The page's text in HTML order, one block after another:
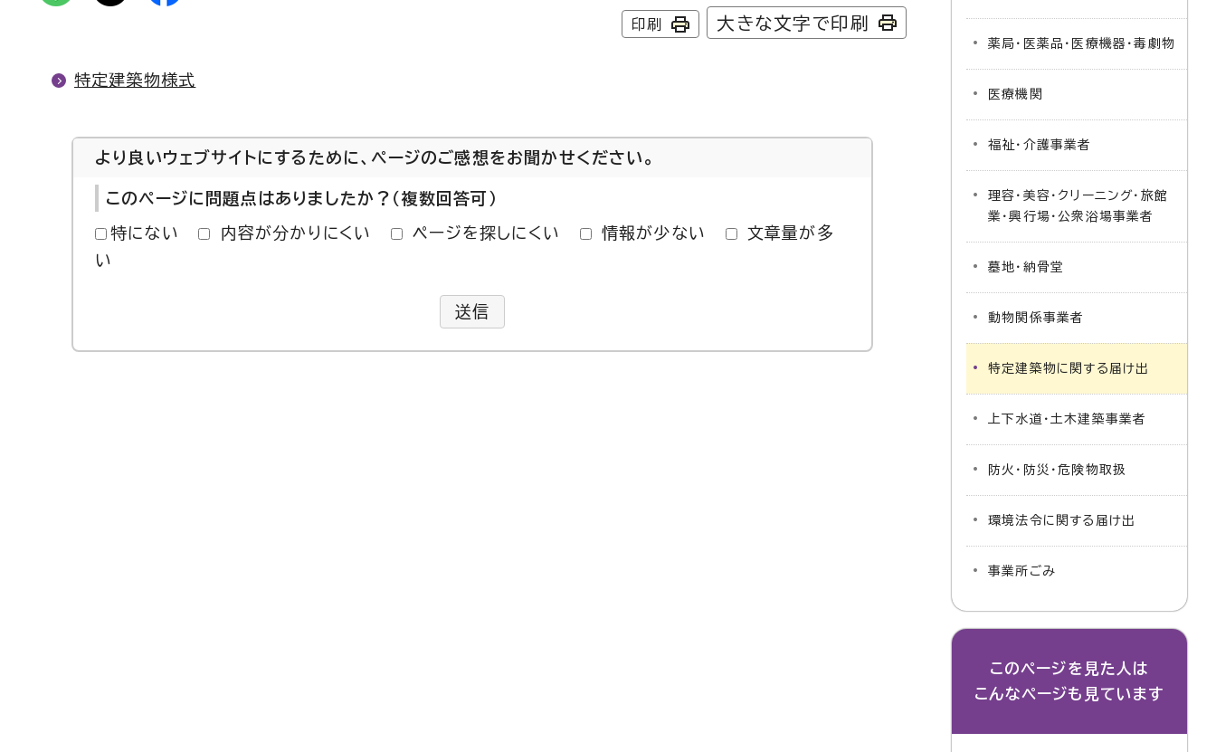
印刷 大きな文字で印刷
特定建築物様式
より良いウェブサイトにするために、ページのご感想をお聞かせください。
このページに問題点はありましたか？（複数回答可）
特にない 内容が分かりにくい ページを探しにくい 情報が少ない
文章量が多
い
送信
薬局・医薬品・医療機器・毒劇物
医療機関
福祉・介護事業者
理容・美容・クリーニング・旅館
業・興行場・公衆浴場事業者
墓地・納骨堂
動物関係事業者
特定建築物に関する届け出
上下水道・土木建築事業者
防火・防災・危険物取扱
環境法令に関する届け出
事業所ごみ
このページを見た人は
こんなページも見ています